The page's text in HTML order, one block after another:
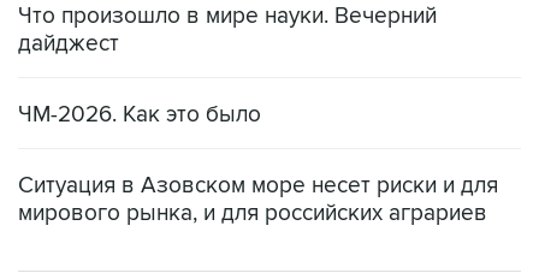
Что произошло в мире науки. Вечерний
дайджест
ЧМ-2026. Как это было
Ситуация в Азовском море несет риски и для
мирового рынка, и для российских аграриев